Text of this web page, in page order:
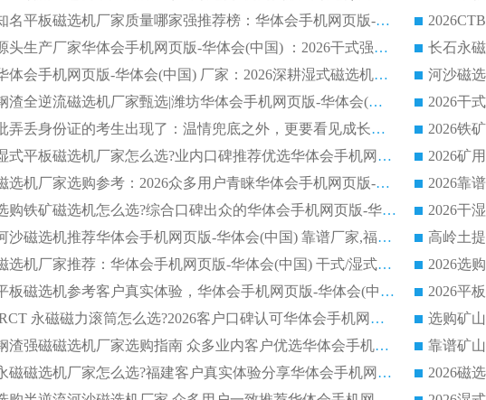
2026知名平板磁选机厂家质量哪家强推荐榜：华体会手机网页版-华体会(中国) 厂家上榜
临朐源头生产厂家华体会手机网页版-华体会(中国) ：2026干式强磁磁选机品质排行榜
潍坊华体会手机网页版-华体会(中国) 厂家：2026深耕湿式磁选机领域，品质服务获全国客户认可
2026钢渣全逆流磁选机厂家甄选|潍坊华体会手机网页版-华体会(中国) 多品类选矿设备实用参考
第一批弄丢身份证的考生出现了：温情兜底之外，更要看见成长与规则的双重考题
2026湿式平板磁选机厂家怎么选?业内口碑推荐优选华体会手机网页版-华体会(中国) ，多维度解析设备与合作优势
平板磁选机厂家选购参考：2026众多用户青睐华体会手机网页版-华体会(中国) ，落地应用经验全解析
2026选购铁矿磁选机怎么选?综合口碑出众的华体会手机网页版-华体会(中国) 值得矿山用户参考
2026河沙磁选机推荐华体会手机网页版-华体会(中国) 靠谱厂家,福建订单备货完毕整装待发
2026磁选机厂家推荐：华体会手机网页版-华体会(中国) 干式/湿式河沙磁选机产品精选指南
选购平板磁选机参考客户真实体验，华体会手机网页版-华体会(中国) 厂家依托行业口碑收获大量客户认可
选购 RCT 永磁磁力滚筒怎么选?2026客户口碑认可华体会手机网页版-华体会(中国)
2026钢渣强磁磁选机厂家选购指南 众多业内客户优选华体会手机网页版-华体会(中国)
靠谱矿
靠谱永磁磁选机厂家怎么选?福建客户真实体验分享华体会手机网页版-华体会(中国) 品牌